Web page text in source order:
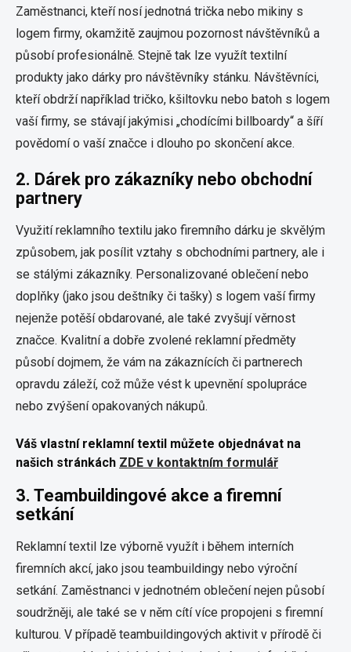
Zaměstnanci, kteří nosí jednotná trička nebo mikiny s
logem firmy, okamžitě zaujmou pozornost návštěvníků a
působí profesionálně. Stejně tak lze využít textilní
produkty jako dárky pro návštěvníky stánku. Návštěvníci,
kteří obdrží například tričko, kšiltovku nebo batoh s logem
vaší firmy, se stávají jakýmisi „chodícími billboardy“ a šíří
povědomí o vaší značce i dlouho po skončení akce.
2. Dárek pro zákazníky nebo obchodní
partnery
Využití reklamního textilu jako firemního dárku je skvělým
způsobem, jak posílit vztahy s obchodními partnery, ale i
se stálými zákazníky. Personalizované oblečení nebo
doplňky (jako jsou deštníky či tašky) s logem vaší firmy
nejenže potěší obdarované, ale také zvyšují věrnost
značce. Kvalitní a dobře zvolené reklamní předměty
působí dojmem, že vám na zákaznících či partnerech
opravdu záleží, což může vést k upevnění spolupráce
nebo zvýšení opakovaných nákupů.
Váš vlastní reklamní textil můžete objednávat na
našich stránkách ZDE v kontaktním formulář
3. Teambuildingové akce a firemní
setkání
Reklamní textil lze výborně využít i během interních
firemních akcí, jako jsou teambuildingy nebo výroční
setkání. Zaměstnanci v jednotném oblečení nejen působí
soudržněji, ale také se v něm cítí více propojeni s firemní
kulturou. V případě teambuildingových aktivit v přírodě či